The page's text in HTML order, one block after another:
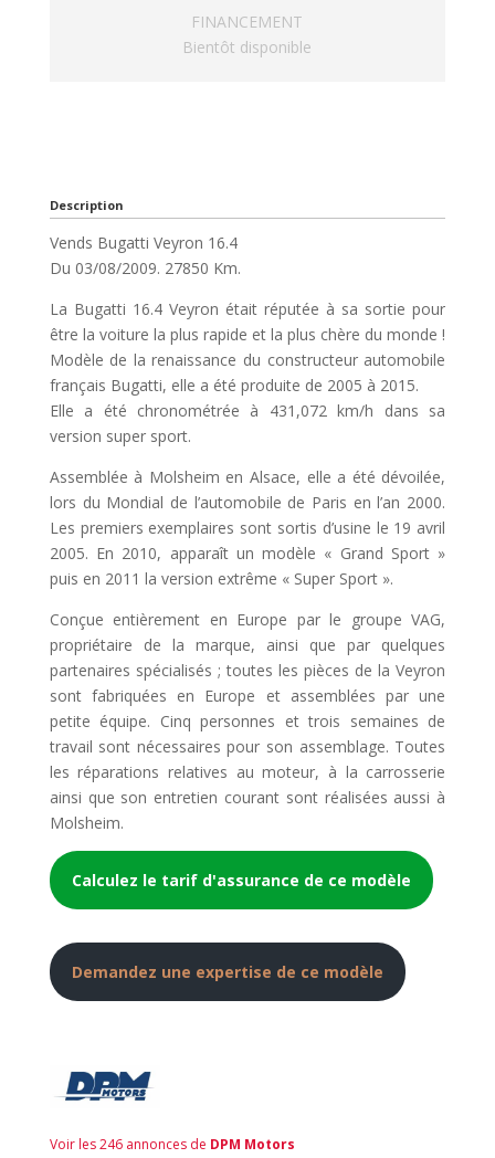
FINANCEMENT
Bientôt disponible
Description
Vends Bugatti Veyron 16.4
Du 03/08/2009. 27850 Km.
La Bugatti 16.4 Veyron était réputée à sa sortie pour
être la voiture la plus rapide et la plus chère du monde !
Modèle de la renaissance du constructeur automobile
français Bugatti, elle a été produite de 2005 à 2015.
Elle a été chronométrée à 431,072 km/h dans sa
version super sport.
Assemblée à Molsheim en Alsace, elle a été dévoilée,
lors du Mondial de l’automobile de Paris en l’an 2000.
Les premiers exemplaires sont sortis d’usine le 19 avril
2005. En 2010, apparaît un modèle « Grand Sport »
puis en 2011 la version extrême « Super Sport ».
Conçue entièrement en Europe par le groupe VAG,
propriétaire de la marque, ainsi que par quelques
partenaires spécialisés ; toutes les pièces de la Veyron
sont fabriquées en Europe et assemblées par une
petite équipe. Cinq personnes et trois semaines de
travail sont nécessaires pour son assemblage. Toutes
les réparations relatives au moteur, à la carrosserie
ainsi que son entretien courant sont réalisées aussi à
Molsheim.
Calculez le tarif d'assurance de ce modèle
Demandez une expertise de ce modèle
Voir les 246 annonces de DPM Motors